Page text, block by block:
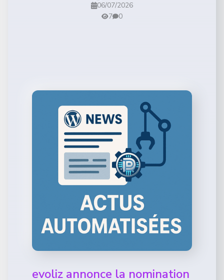
06/07/2026
7
0
evoliz annonce la nomination